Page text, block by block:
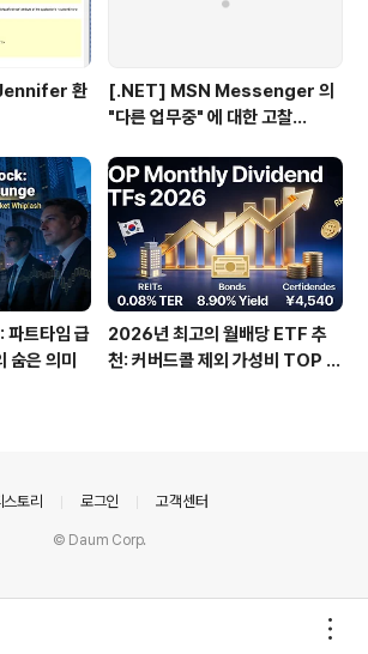
환
[.NET] MSN Messenger 의
"다른 업무중" 에 대한 고찰...
파트타임 급
숨은 의미
2026년 최고의 월배당 ETF 추
천: 커버드콜 제외 가성비 TOP 3
스토리 로그인 고객센터
© Daum Corp.